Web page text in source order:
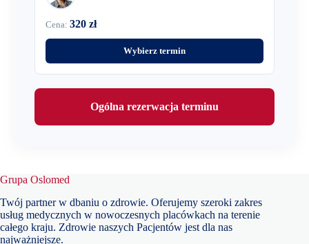
Cena: 320 zł
Wybierz termin
Ogólna rezerwacja terminu
Grupa Oslomed
Twój partner w dbaniu o zdrowie. Oferujemy szeroki zakres
usług medycznych w nowoczesnych placówkach na terenie
całego kraju. Zdrowie naszych Pacjentów jest dla nas
najważniejsze.